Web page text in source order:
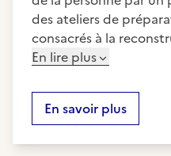
des ateliers de
consacrés à la
En lire plus
En savoir plus